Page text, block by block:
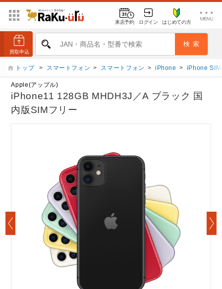
来店予約 ログイン はじめての方
トップ > スマートフォン > スマートフォン > iPhone > iPhone SIM
Apple(アップル)
iPhone11 128GB MHDH3J／A ブラック 国
内版SIMフリー